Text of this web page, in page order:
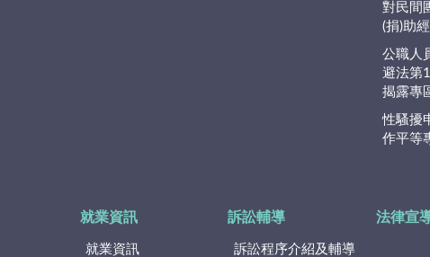
對民間
(捐)助
公職人
避法第
揭露專
性騷擾
作平等
就業資訊
就業資訊
訴訟輔導
訴訟程序介紹及輔導
法律宣